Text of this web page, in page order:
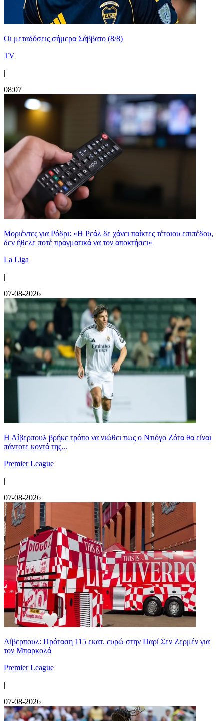
Οι μεταδόσεις σήμερα Σάββατο (8/8)
TV
|
08:07
Μοριέντες για Ρόδρι: «Η Ρεάλ δε χάνει παίκτες τέτοιου επιπέδου,
δεν ήθελε ποτέ πραγματικά να τον αποκτήσει»
La Liga
|
07-08-2026
Η Λίβερπουλ βρήκε τρόπο να νιώθει πως ο Ντιόγο Ζότα θα είναι
πάντοτε κοντά της...
Premier League
|
07-08-2026
Λίβερπουλ: Πρόταση 115 εκατ. ευρώ στην Παρί Σεν Ζερμέν για
τον Μπαρκολά
Premier League
|
07-08-2026